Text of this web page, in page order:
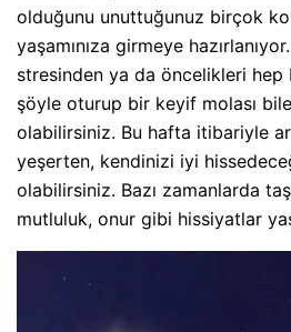
olduğunu unuttuğunuz birçok
yaşamınıza girmeye
stresinden ya da öncelikleri hep
şöyle oturup bir keyif molası
olabilirsiniz. Bu hafta itibariyle
yeşerten, kendinizi iyi
olabilirsiniz. Bazı zamanlarda
mutluluk, onur gibi hissiyatlar